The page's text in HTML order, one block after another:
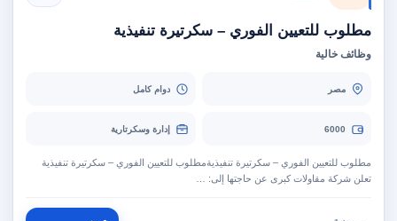
مطلوب للتعيين الفوري – سكرتيرة تنفيذية
وظائف خالية
مصر دوام كامل
6000 إدارة وسكرتارية
مطلوب للتعيين الفوري – سكرتيرة تنفيذيةمطلوب للتعيين الفوري – سكرتيرة تنفيذية
تعلن شركة مقاولات كبرى عن حاجتها إلى: …